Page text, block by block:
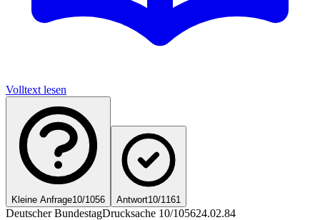
Volltext lesen
Kleine Anfrage10/1056 Antwort10/1161
Deutscher BundestagDrucksache 10/105624.02.84